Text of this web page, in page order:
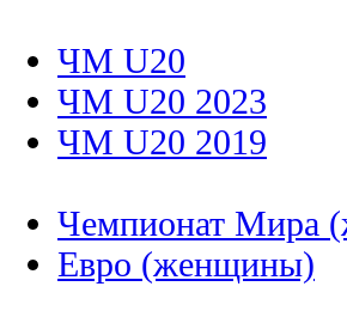
ЧМ U20
ЧМ U20 2023
ЧМ U20 2019
Чемпионат Мира
Евро (женщины)